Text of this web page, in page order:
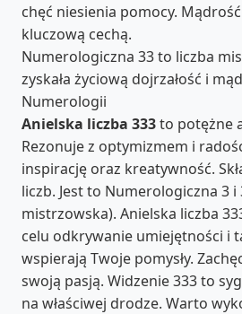
chęć niesienia pomocy.
kluczową cechą.
Numerologiczna 33 to liczba
zyskała życiową dojrzałość i
Numerologii
Anielska liczba 333to potężne
Rezonuje z optymizmem i
inspirację oraz kreatywność.
liczb. Jest to Numerologiczna 3 i
mistrzowska). Anielska liczba
celu odkrywanie umiejętności i
wspierają Twoje pomysły.
swoją pasją. Widzenie 333 to
na właściwej drodze. Warto